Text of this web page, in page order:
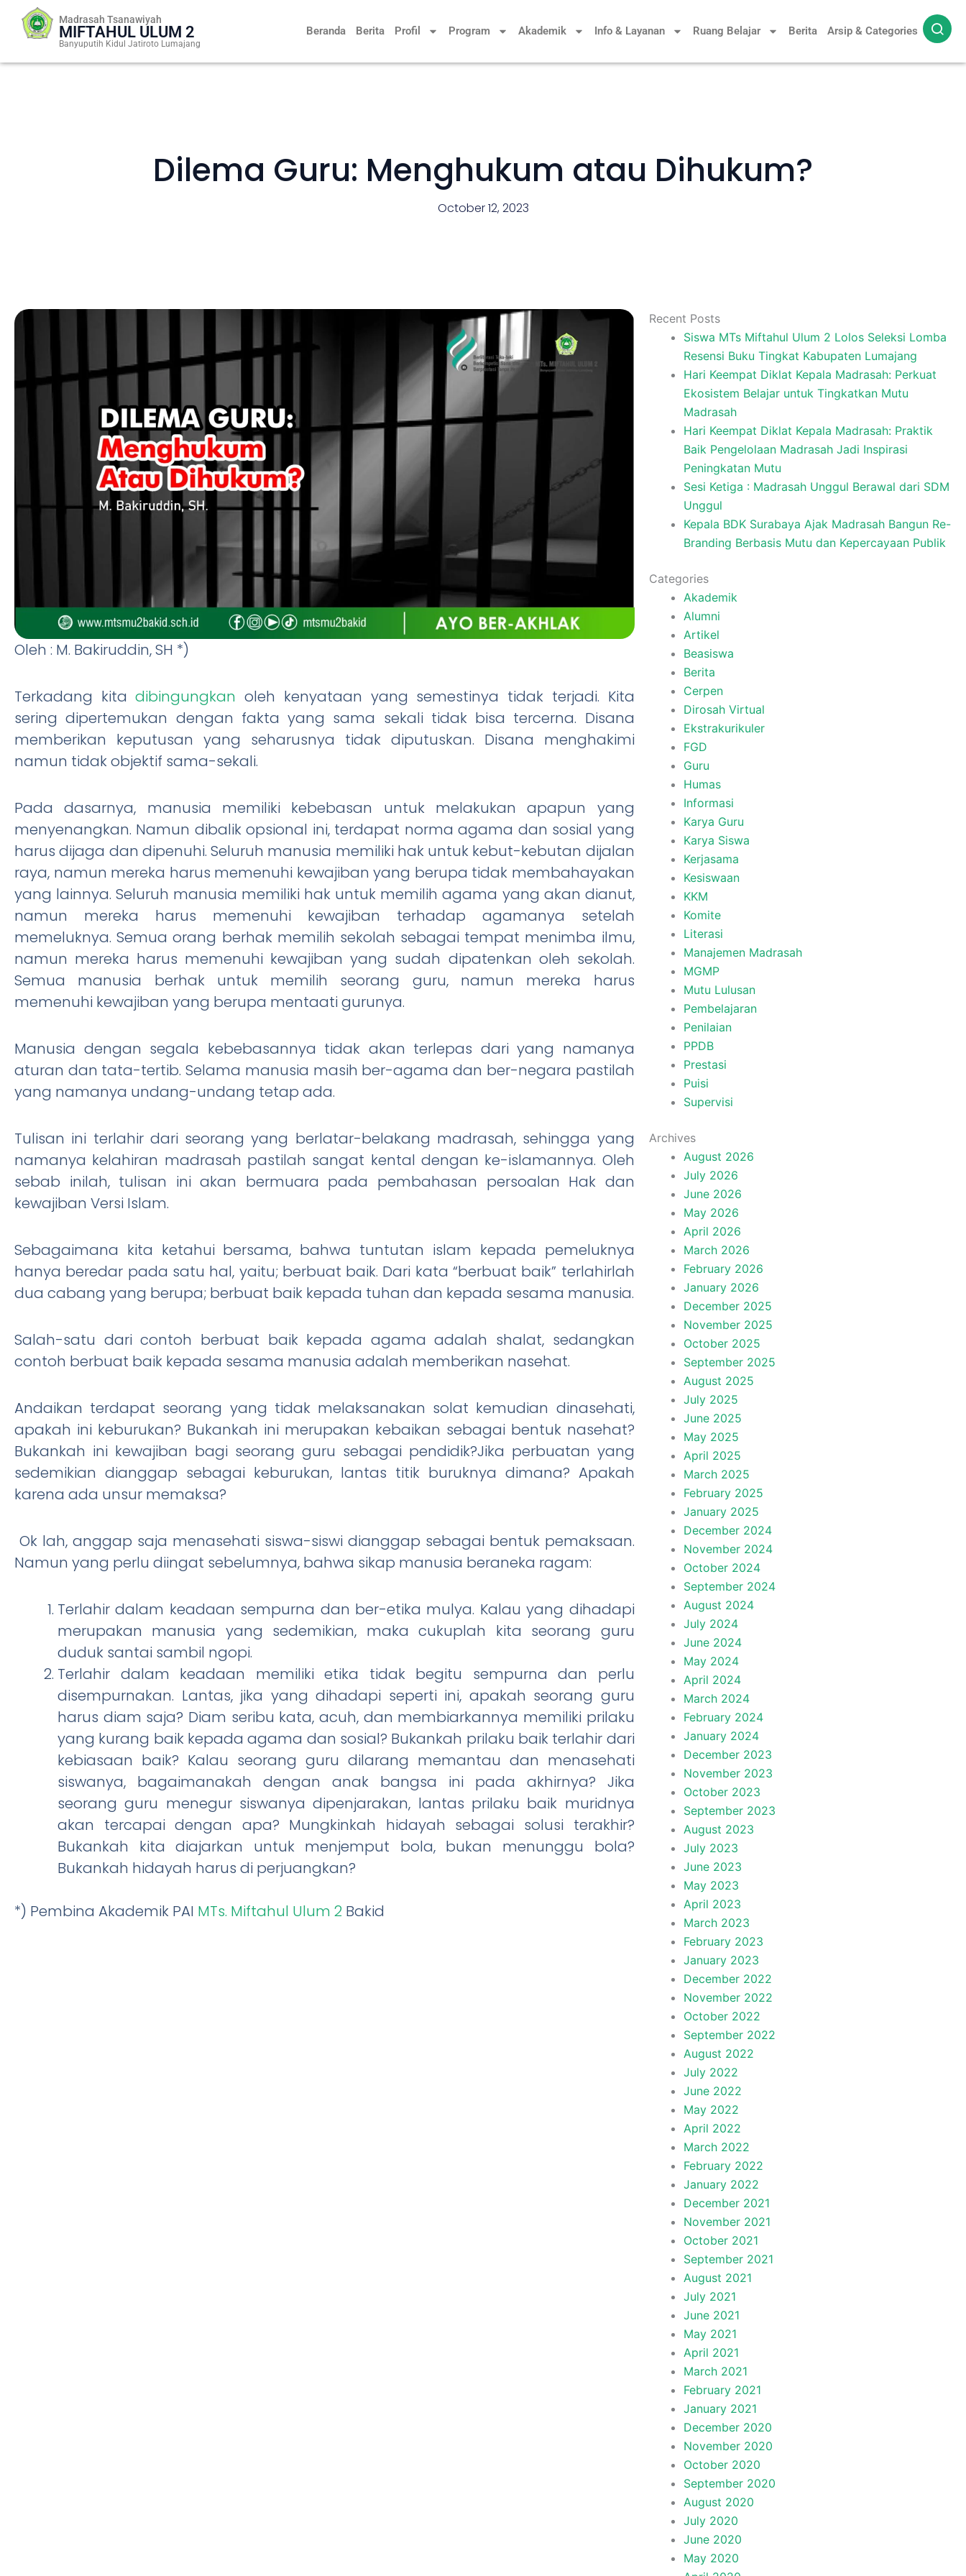
Beranda Berita Profil Program Akademik Info & Layanan Ruang Belajar Berita Arsip & Categories
Madrasah Tsanawiyah
MIFTAHUL ULUM 2
Banyuputih Kidul Jatiroto Lumajang
Dilema Guru: Menghukum atau Dihukum?
October 12, 2023
Oleh : M. Bakiruddin, SH *)
Terkadang kitadibingungkan oleh kenyataan yang semestinya tidak terjadi. Kita
sering dipertemukan dengan fakta yang sama sekali tidak bisa tercerna. Disana
memberikan keputusan yang seharusnya tidak diputuskan. Disana menghakimi
namun tidak objektif sama-sekali.
Pada dasarnya, manusia memiliki kebebasan untuk melakukan apapun yang
menyenangkan. Namun dibalik opsional ini, terdapat norma agama dan sosial yang
harus dijaga dan dipenuhi. Seluruh manusia memiliki hak untuk kebut-kebutan dijalan
raya, namun mereka harus memenuhi kewajiban yang berupa tidak membahayakan
yang lainnya. Seluruh manusia memiliki hak untuk memilih agama yang akan dianut,
namun mereka harus memenuhi kewajiban terhadap agamanya setelah
memeluknya. Semua orang berhak memilih sekolah sebagai tempat menimba ilmu,
namun mereka harus memenuhi kewajiban yang sudah dipatenkan oleh sekolah.
Semua manusia berhak untuk memilih seorang guru, namun mereka harus
memenuhi kewajiban yang berupa mentaati gurunya.
Manusia dengan segala kebebasannya tidak akan terlepas dari yang namanya
aturan dan tata-tertib. Selama manusia masih ber-agama dan ber-negara pastilah
yang namanya undang-undang tetap ada.
Tulisan ini terlahir dari seorang yang berlatar-belakang madrasah, sehingga yang
namanya kelahiran madrasah pastilah sangat kental dengan ke-islamannya. Oleh
sebab inilah, tulisan ini akan bermuara pada pembahasan persoalan Hak dan
kewajiban Versi Islam.
Sebagaimana kita ketahui bersama, bahwa tuntutan islam kepada pemeluknya
hanya beredar pada satu hal, yaitu; berbuat baik. Dari kata “berbuat baik” terlahirlah
dua cabang yang berupa; berbuat baik kepada tuhan dan kepada sesama manusia.
Salah-satu dari contoh berbuat baik kepada agama adalah shalat, sedangkan
contoh berbuat baik kepada sesama manusia adalah memberikan nasehat.
Andaikan terdapat seorang yang tidak melaksanakan solat kemudian dinasehati,
apakah ini keburukan? Bukankah ini merupakan kebaikan sebagai bentuk nasehat?
Bukankah ini kewajiban bagi seorang guru sebagai pendidik?Jika perbuatan yang
sedemikian dianggap sebagai keburukan, lantas titik buruknya dimana? Apakah
karena ada unsur memaksa?
Ok lah, anggap saja menasehati siswa-siswi dianggap sebagai bentuk pemaksaan.
Namun yang perlu diingat sebelumnya, bahwa sikap manusia beraneka ragam:
Terlahir dalam keadaan sempurna dan ber-etika mulya. Kalau yang dihadapi
merupakan manusia yang sedemikian, maka cukuplah kita seorang guru
duduk santai sambil ngopi.
Terlahir dalam keadaan memiliki etika tidak begitu sempurna dan perlu
disempurnakan. Lantas, jika yang dihadapi seperti ini, apakah seorang guru
harus diam saja? Diam seribu kata, acuh, dan membiarkannya memiliki prilaku
yang kurang baik kepada agama dan sosial? Bukankah prilaku baik terlahir dari
kebiasaan baik? Kalau seorang guru dilarang memantau dan menasehati
siswanya, bagaimanakah dengan anak bangsa ini pada akhirnya? Jika
seorang guru menegur siswanya dipenjarakan, lantas prilaku baik muridnya
akan tercapai dengan apa? Mungkinkah hidayah sebagai solusi terakhir?
Bukankah kita diajarkan untuk menjemput bola, bukan menunggu bola?
Bukankah hidayah harus di perjuangkan?
*) Pembina Akademik PAI MTs. Miftahul Ulum 2 Bakid
Recent Posts
Siswa MTs Miftahul Ulum 2 Lolos Seleksi Lomba
Resensi Buku Tingkat Kabupaten Lumajang
Hari Keempat Diklat Kepala Madrasah: Perkuat
Ekosistem Belajar untuk Tingkatkan Mutu
Madrasah
Hari Keempat Diklat Kepala Madrasah: Praktik
Baik Pengelolaan Madrasah Jadi Inspirasi
Peningkatan Mutu
Sesi Ketiga : Madrasah Unggul Berawal dari SDM
Unggul
Kepala BDK Surabaya Ajak Madrasah Bangun Re-
Branding Berbasis Mutu dan Kepercayaan Publik
Categories
Akademik
Alumni
Artikel
Beasiswa
Berita
Cerpen
Dirosah Virtual
Ekstrakurikuler
FGD
Guru
Humas
Informasi
Karya Guru
Karya Siswa
Kerjasama
Kesiswaan
KKM
Komite
Literasi
Manajemen Madrasah
MGMP
Mutu Lulusan
Pembelajaran
Penilaian
PPDB
Prestasi
Puisi
Supervisi
Archives
August 2026
July 2026
June 2026
May 2026
April 2026
March 2026
February 2026
January 2026
December 2025
November 2025
October 2025
September 2025
August 2025
July 2025
June 2025
May 2025
April 2025
March 2025
February 2025
January 2025
December 2024
November 2024
October 2024
September 2024
August 2024
July 2024
June 2024
May 2024
April 2024
March 2024
February 2024
January 2024
December 2023
November 2023
October 2023
September 2023
August 2023
July 2023
June 2023
May 2023
April 2023
March 2023
February 2023
January 2023
December 2022
November 2022
October 2022
September 2022
August 2022
July 2022
June 2022
May 2022
April 2022
March 2022
February 2022
January 2022
December 2021
November 2021
October 2021
September 2021
August 2021
July 2021
June 2021
May 2021
April 2021
March 2021
February 2021
January 2021
December 2020
November 2020
October 2020
September 2020
August 2020
July 2020
June 2020
May 2020